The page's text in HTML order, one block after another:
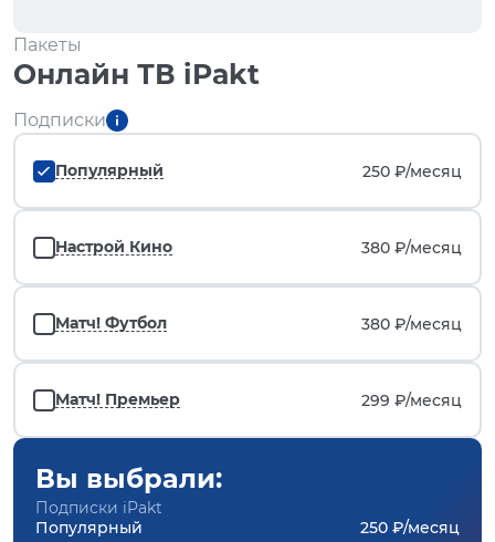
Пакеты
Онлайн ТВ iPakt
Подписки
Популярный 250 ₽/месяц
Настрой Кино 380 ₽/месяц
Матч! Футбол 380 ₽/месяц
Матч! Премьер 299 ₽/месяц
Вы выбрали:
Подписки iPakt
Популярный
250 ₽/месяц